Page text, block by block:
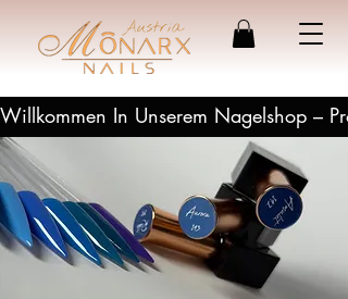
Willkommen In Unserem Nagelshop –